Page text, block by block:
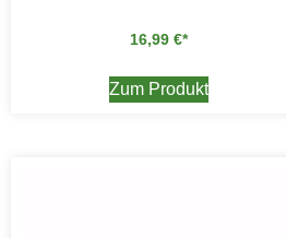
16,99 €
Zum Produkt